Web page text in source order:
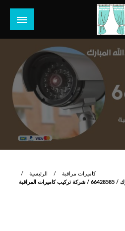
خدمة فك نقل تركيب صيانة
في الكويت
الرئيسية
كاميرات مراقبة
فني كاميرات مراقبة غرب عبد الله المبارك / 66428585 / شركة تركيب كاميرات المراقبة